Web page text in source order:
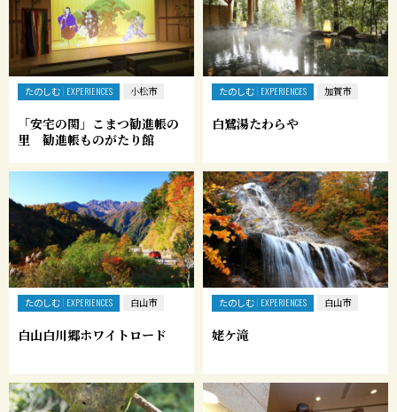
たのしむ EXPERIENCES 小松市
「安宅の関」こまつ勧進帳の
里 勧進帳ものがたり館
たのしむ EXPERIENCES 加賀市
白鷺湯たわらや
たのしむ EXPERIENCES 白山市
白山白川郷ホワイトロード
たのしむ EXPERIENCES 白山市
姥ケ滝